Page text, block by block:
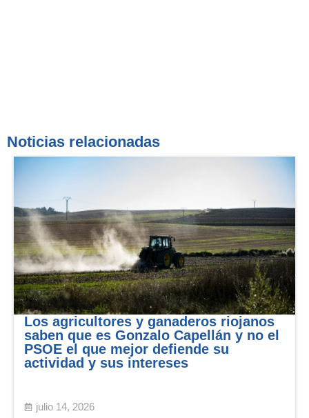
Noticias relacionadas
Los agricultores y ganaderos riojanos
saben que es Gonzalo Capellán y no el
PSOE el que mejor defiende su
actividad y sus intereses
julio 14, 2026